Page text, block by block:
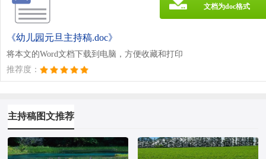
《幼儿园元旦主持稿.doc》
将本文的Word文档下载到电脑，方便收藏和打印
推荐度：
文档为doc格式
主持稿图文推荐